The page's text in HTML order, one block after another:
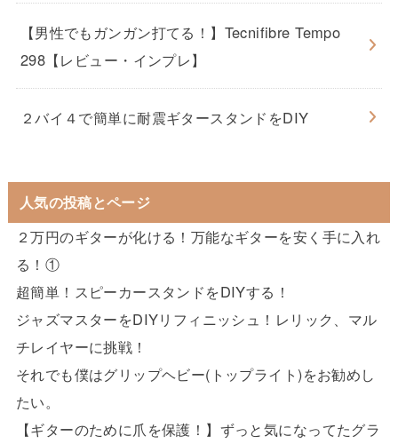
【男性でもガンガン打てる！】Tecnifibre Tempo
298【レビュー・インプレ】
２バイ４で簡単に耐震ギタースタンドをDIY
人気の投稿とページ
２万円のギターが化ける！万能なギターを安く手に入れ
る！①
超簡単！スピーカースタンドをDIYする！
ジャズマスターをDIYリフィニッシュ！レリック、マル
チレイヤーに挑戦！
それでも僕はグリップヘビー(トップライト)をお勧めし
たい。
【ギターのために爪を保護！】ずっと気になってたグラ